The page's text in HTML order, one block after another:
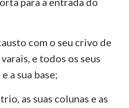
com o seu crivo de
e todos os seus
a sua base;
as suas colunas e as